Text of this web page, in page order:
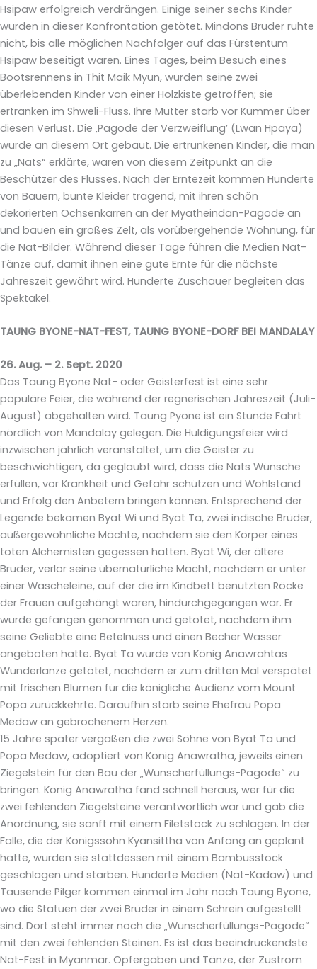
Hsipaw erfolgreich verdrängen. Einige seiner sechs Kinder
wurden in dieser Konfrontation getötet. Mindons Bruder ruhte
nicht, bis alle möglichen Nachfolger auf das Fürstentum
Hsipaw beseitigt waren. Eines Tages, beim Besuch eines
Bootsrennens in Thit Maik Myun, wurden seine zwei
überlebenden Kinder von einer Holzkiste getroffen; sie
ertranken im Shweli-Fluss. Ihre Mutter starb vor Kummer über
diesen Verlust. Die ‚Pagode der Verzweiflung’ (Lwan Hpaya)
wurde an diesem Ort gebaut. Die ertrunkenen Kinder, die man
zu „Nats“ erklärte, waren von diesem Zeitpunkt an die
Beschützer des Flusses. Nach der Erntezeit kommen Hunderte
von Bauern, bunte Kleider tragend, mit ihren schön
dekorierten Ochsenkarren an der Myatheindan-Pagode an
und bauen ein großes Zelt, als vorübergehende Wohnung, für
die Nat-Bilder. Während dieser Tage führen die Medien Nat-
Tänze auf, damit ihnen eine gute Ernte für die nächste
Jahreszeit gewährt wird. Hunderte Zuschauer begleiten das
Spektakel.
TAUNG BYONE-NAT-FEST, TAUNG BYONE-DORF BEI MANDALAY
26. Aug. – 2. Sept. 2020
Das Taung Byone Nat- oder Geisterfest ist eine sehr
populäre Feier, die während der regnerischen Jahreszeit (Juli-
August) abgehalten wird. Taung Pyone ist ein Stunde Fahrt
nördlich von Mandalay gelegen. Die Huldigungsfeier wird
inzwischen jährlich veranstaltet, um die Geister zu
beschwichtigen, da geglaubt wird, dass die Nats Wünsche
erfüllen, vor Krankheit und Gefahr schützen und Wohlstand
und Erfolg den Anbetern bringen können. Entsprechend der
Legende bekamen Byat Wi und Byat Ta, zwei indische Brüder,
außergewöhnliche Mächte, nachdem sie den Körper eines
toten Alchemisten gegessen hatten. Byat Wi, der ältere
Bruder, verlor seine übernatürliche Macht, nachdem er unter
einer Wäscheleine, auf der die im Kindbett benutzten Röcke
der Frauen aufgehängt waren, hindurchgegangen war. Er
wurde gefangen genommen und getötet, nachdem ihm
seine Geliebte eine Betelnuss und einen Becher Wasser
angeboten hatte. Byat Ta wurde von König Anawrahtas
Wunderlanze getötet, nachdem er zum dritten Mal verspätet
mit frischen Blumen für die königliche Audienz vom Mount
Popa zurückkehrte. Daraufhin starb seine Ehefrau Popa
Medaw an gebrochenem Herzen.
15 Jahre später vergaßen die zwei Söhne von Byat Ta und
Popa Medaw, adoptiert von König Anawratha, jeweils einen
Ziegelstein für den Bau der „Wunscherfüllungs-Pagode“ zu
bringen. König Anawratha fand schnell heraus, wer für die
zwei fehlenden Ziegelsteine verantwortlich war und gab die
Anordnung, sie sanft mit einem Filetstock zu schlagen. In der
Falle, die der Königssohn Kyansittha von Anfang an geplant
hatte, wurden sie stattdessen mit einem Bambusstock
geschlagen und starben. Hunderte Medien (Nat-Kadaw) und
Tausende Pilger kommen einmal im Jahr nach Taung Byone,
wo die Statuen der zwei Brüder in einem Schrein aufgestellt
sind. Dort steht immer noch die „Wunscherfüllungs-Pagode“
mit den zwei fehlenden Steinen. Es ist das beeindruckendste
Nat-Fest in Myanmar. Opfergaben und Tänze, der Zustrom